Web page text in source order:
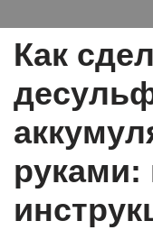
Как
руками: